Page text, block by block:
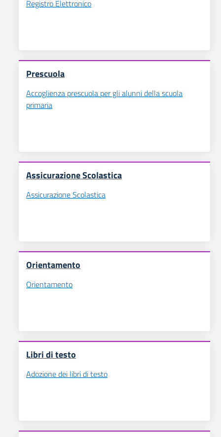
Registro Elettronico
Prescuola
Accoglienza prescuola per gli alunni della scuola
primaria
Assicurazione Scolastica
Assicurazione Scolastica
Orientamento
Orientamento
Libri di testo
Adozione dei libri di testo